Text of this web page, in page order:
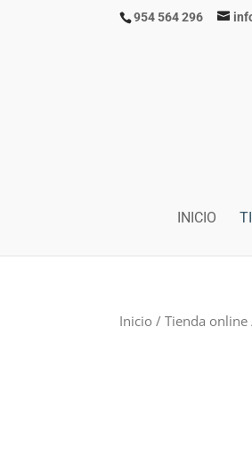
954 564 296
INICIO
Inicio /Tienda online